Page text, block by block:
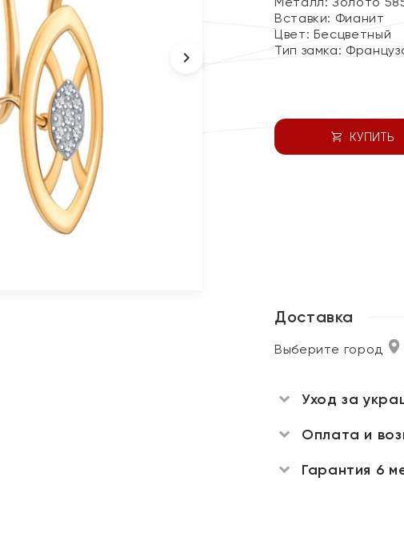
Вставки: Фианит
Цвет: Бесцветный
Тип замка:
КУПИТЬ
Доставка
Выберите город
Уход за
Оплата и
Гарантия 6